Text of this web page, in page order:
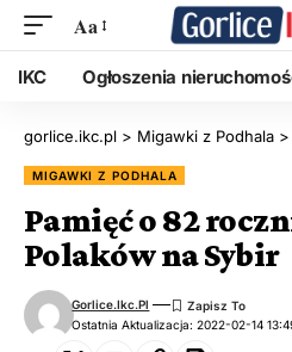
Aa
IKC Ogłoszenia
gorlice.ikc.pl > Migawki z Podhala >
MIGAWKI Z PODHALA
Pamięć o 82
Polaków na Sybir
Ostatnia Aktualizacja: 2022-02-14
Gorlice.ikc.pl